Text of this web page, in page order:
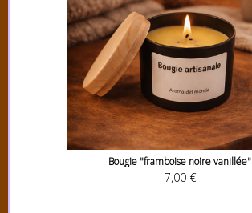
Bougie "framboise noire vanillée"
7,00 €